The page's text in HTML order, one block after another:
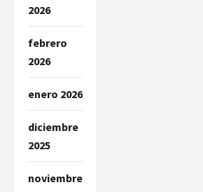
2026
febrero
2026
enero 2026
diciembre
2025
noviembre